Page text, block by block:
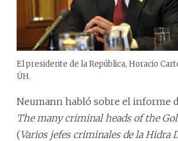
El presidente de la República, Horacio
ÚH.
Neumann habló sobre el informe
The many criminal heads of the
(Varios jefes criminales de la Hidra